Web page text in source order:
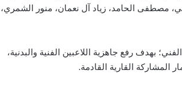
مصطفى الحامد، زياد آل نعمان، منور الشمري،
بهدف رفع جاهزية اللاعبين الفنية والبدنية،
المشاركة القارية القادمة.